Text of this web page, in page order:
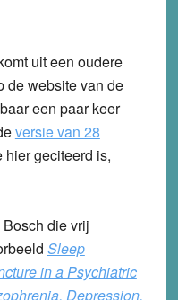
uit een oudere
de website van de
een paar keer
versie van 28
geciteerd is,
die vrij
Sleep
in a Psychiatric
Depression,